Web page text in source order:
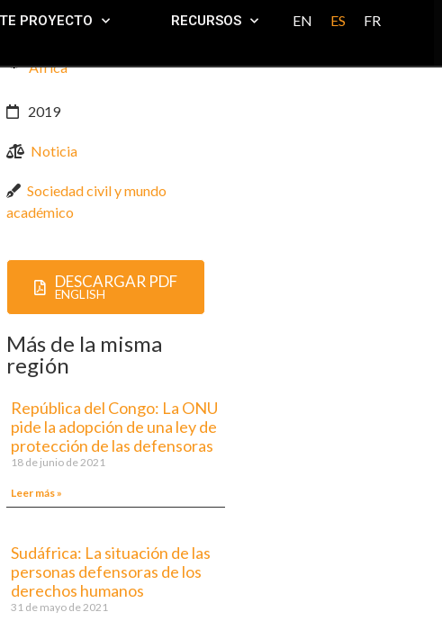
PROYECTO RECURSOS EN ES FR
Africa
2019
Noticia
Sociedad civil y mundo
académico
DESCARGAR PDF
ENGLISH
Más de la misma
región
República del Congo: La ONU
pide la adopción de una ley de
protección de las defensoras
18 de junio de 2021
Leer más »
Sudáfrica: La situación de las
personas defensoras de los
derechos humanos
31 de mayo de 2021